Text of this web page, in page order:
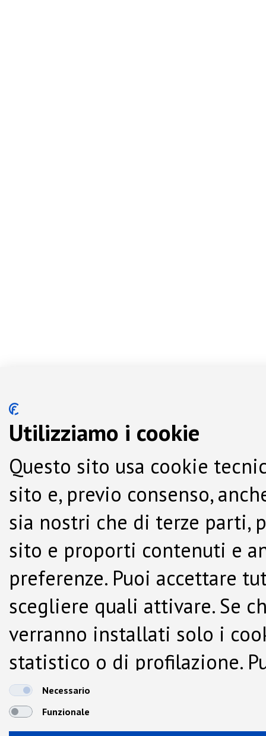
Utilizziamo i cookie
Questo sito usa cookie
sito e, previo consenso,
sia nostri che di terze parti,
sito e proporti contenuti e
preferenze. Puoi accettare
scegliere quali attivare. Se
verranno installati solo i
statistico o di profilazione.
dalla Cookie Policy.
Necessario
Funzionale